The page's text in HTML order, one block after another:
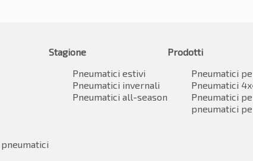
Stagione
Pneumatici estivi
Pneumatici invernali
Pneumatici all-season
Prodotti
Pneumatici
Pneumatici
Pneumatici
pneumatici